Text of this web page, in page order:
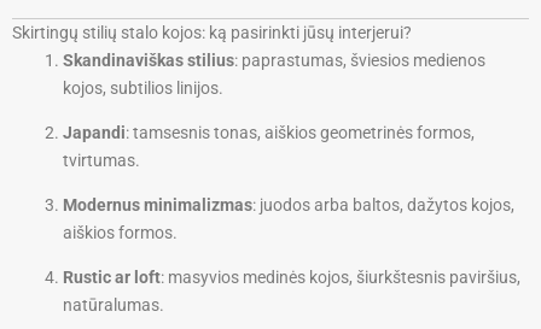
Skirtingų stilių stalo kojos: ką pasirinkti jūsų interjerui?
Skandinaviškas stilius: paprastumas, šviesios medienos
kojos, subtilios linijos.
Japandi: tamsesnis tonas, aiškios geometrinės formos,
tvirtumas.
Modernus minimalizmas: juodos arba baltos, dažytos kojos,
aiškios formos.
Rustic ar loft: masyvios medinės kojos, šiurkštesnis paviršius,
natūralumas.